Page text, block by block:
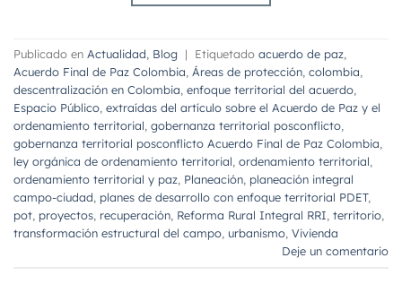
Publicado en Actualidad, Blog | Etiquetado acuerdo de paz,
Acuerdo Final de Paz Colombia, Áreas de protección, colombia,
descentralización en Colombia, enfoque territorial del acuerdo,
Espacio Público, extraídas del artículo sobre el Acuerdo de Paz y el
ordenamiento territorial, gobernanza territorial posconflicto,
gobernanza territorial posconflicto Acuerdo Final de Paz Colombia,
ley orgánica de ordenamiento territorial, ordenamiento territorial,
ordenamiento territorial y paz, Planeación, planeación integral
campo-ciudad, planes de desarrollo con enfoque territorial PDET,
pot, proyectos, recuperación, Reforma Rural Integral RRI, territorio,
transformación estructural del campo, urbanismo, Vivienda
Deje un comentario